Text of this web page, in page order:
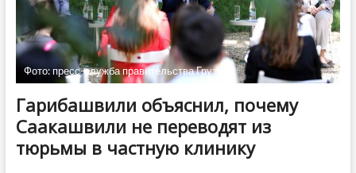
Фото: пресс-служба правительства Грузии
Гарибашвили объяснил, почему
Саакашвили не переводят из
тюрьмы в частную клинику